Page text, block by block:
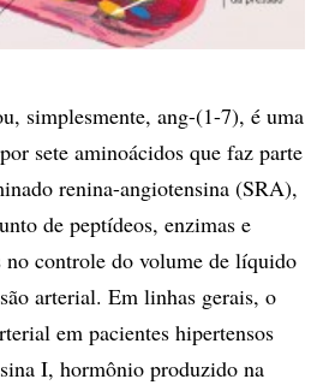
simplesmente, ang-(1-7), é uma
sete aminoácidos que faz parte
renina-angiotensina (SRA),
de peptídeos, enzimas e
no controle do volume de líquido
arterial. Em linhas gerais, o
em pacientes hipertensos
I, hormônio produzido na